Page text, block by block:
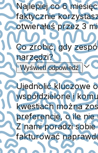
Najlepiej co 6
faktycznie
otwierałeś przez 3
Co zrobić, gdy
narzędzi?
Wyświetl odpowiedź
Ujednolić kluczowe
współdzielone i
kwestiach można
preferencje, o ile nie
Z nami poradzi sobie
fakturować